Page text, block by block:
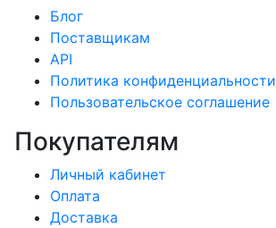
Блог
Поставщикам
API
Политика конфиденциальности
Пользовательское соглашение
Покупателям
Личный кабинет
Оплата
Доставка